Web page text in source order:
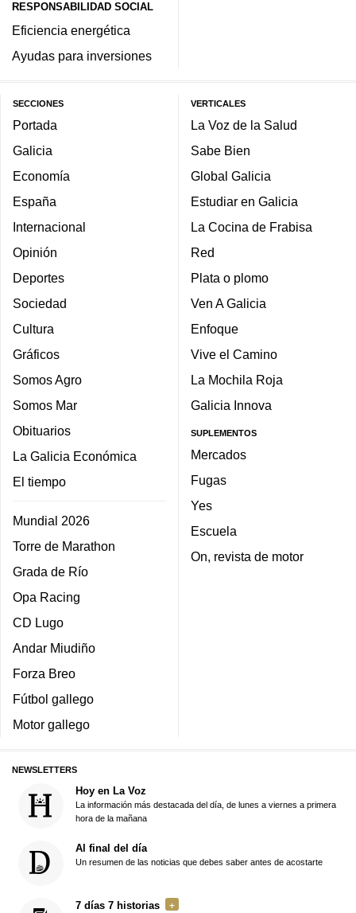
RESPONSABILIDAD SOCIAL
Eficiencia energética
Ayudas para inversiones
SECCIONES
Portada
Galicia
Economía
España
Internacional
Opinión
Deportes
Sociedad
Cultura
Gráficos
Somos Agro
Somos Mar
Obituarios
La Galicia Económica
El tiempo
Mundial 2026
Torre de Marathon
Grada de Río
Opa Racing
CD Lugo
Andar Miudiño
Forza Breo
Fútbol gallego
Motor gallego
VERTICALES
La Voz de la Salud
Sabe Bien
Global Galicia
Estudiar en Galicia
La Cocina de Frabisa
Red
Plata o plomo
Ven A Galicia
Enfoque
Vive el Camino
La Mochila Roja
Galicia Innova
SUPLEMENTOS
Mercados
Fugas
Yes
Escuela
On, revista de motor
NEWSLETTERS
Hoy en La Voz
La información más destacada del día, de lunes a viernes a primera
hora de la mañana
Al final del día
Un resumen de las noticias que debes saber antes de acostarte
7 días 7 historias